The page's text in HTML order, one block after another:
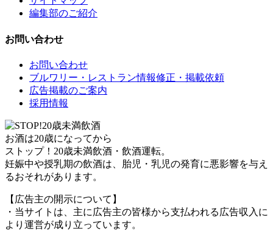
編集部のご紹介
お問い合わせ
お問い合わせ
ブルワリー・レストラン情報修正・掲載依頼
広告掲載のご案内
採用情報
お酒は20歳になってから
ストップ！20歳未満飲酒・飲酒運転。
妊娠中や授乳期の飲酒は、胎児・乳児の発育に悪影響を与え
るおそれがあります。
【広告主の開示について】
・当サイトは、主に広告主の皆様から支払われる広告収入に
より運営が成り立っています。